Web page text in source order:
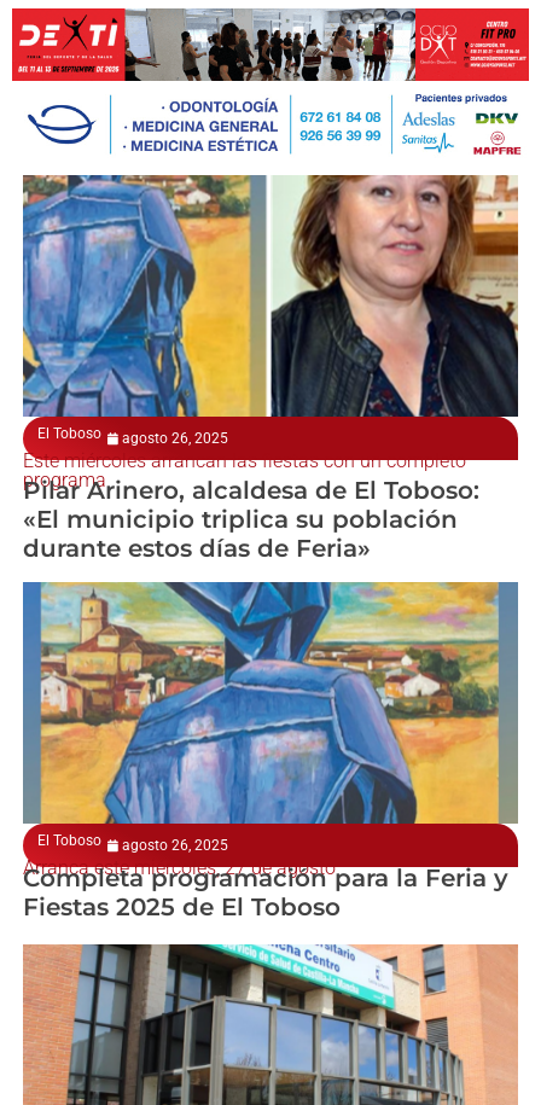
El Toboso agosto 26, 2025
Este miércoles arrancan las fiestas con un completo
programa
Pilar Arinero, alcaldesa de El Toboso:
«El municipio triplica su población
durante estos días de Feria»
El Toboso agosto 26, 2025
Arranca este miércoles, 27 de agosto
Completa programación para la Feria y
Fiestas 2025 de El Toboso